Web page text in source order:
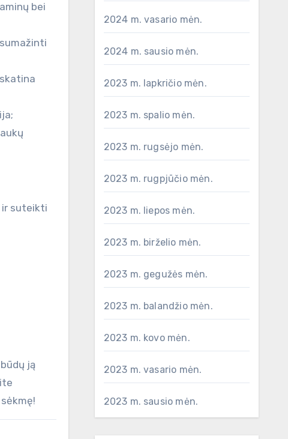
bei
ir suteikti
ją
2024 m. vasario mėn.
2024 m. sausio mėn.
2023 m. lapkričio mėn.
2023 m. spalio mėn.
2023 m. rugsėjo mėn.
2023 m. rugpjūčio mėn.
2023 m. liepos mėn.
2023 m. birželio mėn.
2023 m. gegužės mėn.
2023 m. balandžio mėn.
2023 m. kovo mėn.
2023 m. vasario mėn.
2023 m. sausio mėn.